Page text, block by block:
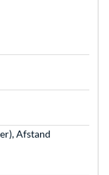
Afstand